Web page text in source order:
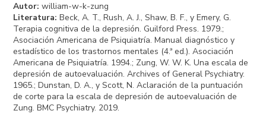
Autor: william-w-k-zung
Literatura: Beck, A. T., Rush, A. J., Shaw, B. F., y Emery, G.
Terapia cognitiva de la depresión. Guilford Press. 1979.;
Asociación Americana de Psiquiatría. Manual diagnóstico y
estadístico de los trastornos mentales (4.ª ed.). Asociación
Americana de Psiquiatría. 1994.; Zung, W. W. K. Una escala de
depresión de autoevaluación. Archives of General Psychiatry.
1965.; Dunstan, D. A., y Scott, N. Aclaración de la puntuación
de corte para la escala de depresión de autoevaluación de
Zung. BMC Psychiatry. 2019.